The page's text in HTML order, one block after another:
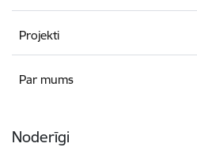
Projekti
Par mums
Noderīgi